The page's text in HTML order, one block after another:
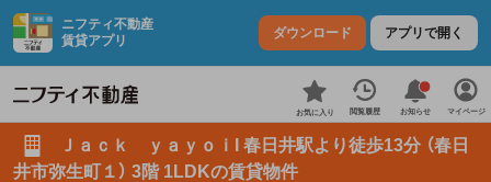
ニフティ不動産
賃貸アプリ
ダウンロード アプリで開く
お気に入り 閲覧履歴 お知らせ マイページ
Ｊａｃｋ ｙａｙｏｉI 春日井駅より徒歩13分 （春日
井市弥生町１） 3階 1LDKの賃貸物件